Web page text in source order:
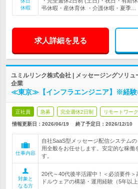
休暇
弔休暇・産休育休 ・介護休暇・夏季…
求人詳細を見る
ユミルリンク株式会社 | メッセージングソリ
企業
≪東京≫【インフラエンジニア】※経験
正社員 急募 完全週休2日制 リモートワー
情報更新日：2026/06/19 終了予定日： 2026/12/10
仕事内容
自社SaaS型メッセージ配信システム
用全般をお任せします。安定的な稼働
す。
対象と
なる方
20代～40代後半活躍中！＜必須要件＞
ドルウェアの構築・運用経験（5年以上